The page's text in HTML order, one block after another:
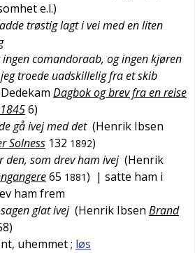
e.l.)
trøstig lagt i vei med en liten
comandoraab, og ingen kjøren
troede uadskillelig fra et skib
Dagbok og brev fra en reise
6)
gå ivej med det (Henrik Ibsen
Solness 132 1892)
den, som drev ham ivej (Henrik
65 1881) | satte ham i
ham frem
glat ivej (Henrik Ibsen Brand
)
uhemmet; løs